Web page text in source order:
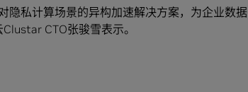
隐私计算场景的异构加速解决方案，为企业数据
CTO张骏雪表示。